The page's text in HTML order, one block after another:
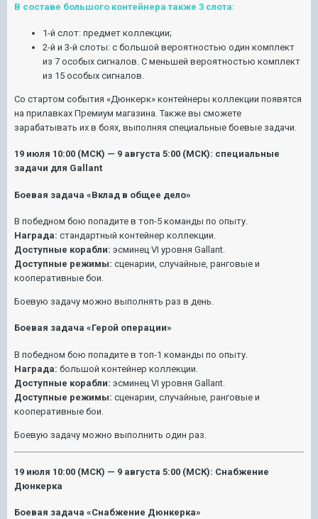
В составе большого контейнера также 3 слота:
1-й слот: предмет коллекции;
2-й и 3-й слоты: с большой вероятностью один комплект
из 7 особых сигналов. С меньшей вероятностью комплект
из 15 особых сигналов.
Со стартом события «Дюнкерк» контейнеры коллекции появятся
на прилавках Премиум магазина. Также вы сможете
зарабатывать их в боях, выполняя специальные боевые задачи.
19 июля 10:00 (МСК) — 9 августа 5:00 (МСК): cпециальные
задачи для Gallant
Боевая задача «Вклад в общее дело»
В победном бою попадите в топ-5 команды по опыту.
Награда: стандартный контейнер коллекции.
Доступные корабли: эсминец VI уровня Gallant.
Доступные режимы: сценарии, случайные, ранговые и
кооперативные бои.
Боевую задачу можно выполнять раз в день.
Боевая задача «Герой операции»
В победном бою попадите в топ-1 команды по опыту.
Награда: большой контейнер коллекции.
Доступные корабли: эсминец VI уровня Gallant.
Доступные режимы: сценарии, случайные, ранговые и
кооперативные бои.
Боевую задачу можно выполнить один раз.
19 июля 10:00 (МСК) — 9 августа 5:00 (МСК): Снабжение
Дюнкерка
Боевая задача «Снабжение Дюнкерка»